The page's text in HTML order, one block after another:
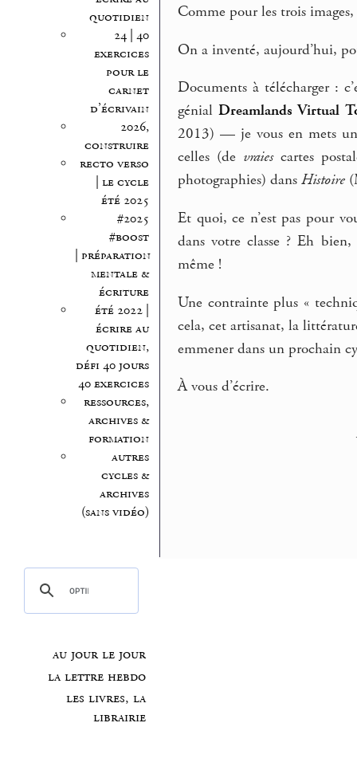
quotidien
24 | 40
exercices
pour le
carnet
d’écrivain
2026,
construire
recto verso
| le cycle
été 2025
#2025
#boost
| préparation
mentale &
écriture
été 2022 |
écrire au
quotidien,
défi 40 jours
40 exercices
ressources,
archives &
formation
autres
cycles &
archives
(sans vidéo)
au jour le jour
la lettre hebdo
les livres, la
librairie
Comme pour les trois
On a inventé, aujourd’hui,
Documents à télécharger :
génial Dreamlands Virtual
2013) — je vous en mets un
celles (de vraiescartes
photographies) dansHistoire
Et quoi, ce n’est pas pour
dans votre classe ? Eh
même !
Une contrainte plus «
cela, cet artisanat, la
emmener dans un prochain
À vous d’écrire.